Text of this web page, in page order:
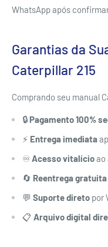
WhatsApp após
Garantias da
Caterpillar 215
Comprando seu manual
🔒Pagamento 100%
⚡ Entrega imediata
♾️Acesso vitalícioao
🔄 Reentrega gratuita
💬 Suporte direto por
📋 Arquivo digital